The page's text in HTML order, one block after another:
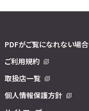
PDFがご覧になれない場合
ご利用規約
取扱店一覧
個人情報保護方針